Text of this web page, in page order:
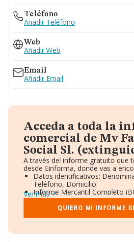
Teléfono
Añadir Teléfono
Web
Añadir Web
Email
Añadir Email
Acceda a toda la
comercial de Mv
Social Sl.
A través del informe gratuito que
desde Einforma, donde vas a
Datos identificativos:
Teléfono, Domicilio.
Informe Mercantil Completo
Gráficos de Evolución Ventas y
Consejo de Administración y
Directivos y Ejecutivos.
Ver más
QUIERO MI INFORME